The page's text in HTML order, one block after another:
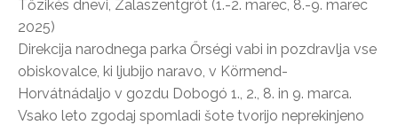
Tőzikés dnevi, Zalaszentgrót (1.-2. marec, 8.-9. marec
2025)
Direkcija narodnega parka Őrségi vabi in pozdravlja vse
obiskovalce, ki ljubijo naravo, v Körmend-
Horvátnádaljo v gozdu Dobogó 1., 2., 8. in 9. marca.
Vsako leto zgodaj spomladi šote tvorijo neprekinjeno